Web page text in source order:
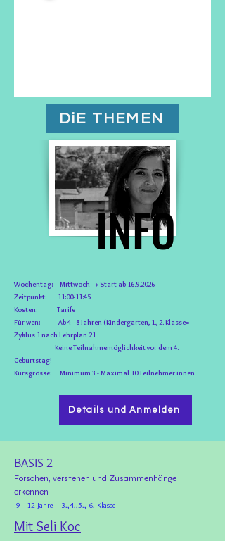
DiE THEMEN
INFO
INFO
Wochentag: Mittwoch -> Start ab 16.9.2026
Zeitpunkt: 11:00-11:45
Kosten: Tarife
Für wen: Ab 4 - 8 Jahren (Kindergarten, 1., 2. Klasse=
Zyklus 1 nach Lehrplan 21
Keine Teilnahmemöglichkeit vor dem 4.
Geburtstag!
Kursgrösse: Minimum3 - Maximal 10 Teilnehmer:innen
Details und Anmelden
BASIS 2
Forschen, verstehen und Zusammenhänge
erkennen
9 - 12 Jahre - 3.,4.,5., 6. Klasse
Mit Seli Koc